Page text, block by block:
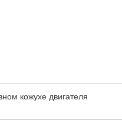
кожухе двигателя